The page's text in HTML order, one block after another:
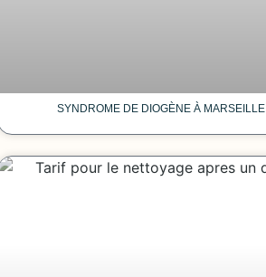
SYNDROME DE DIOGÈNE À MARSEILLE